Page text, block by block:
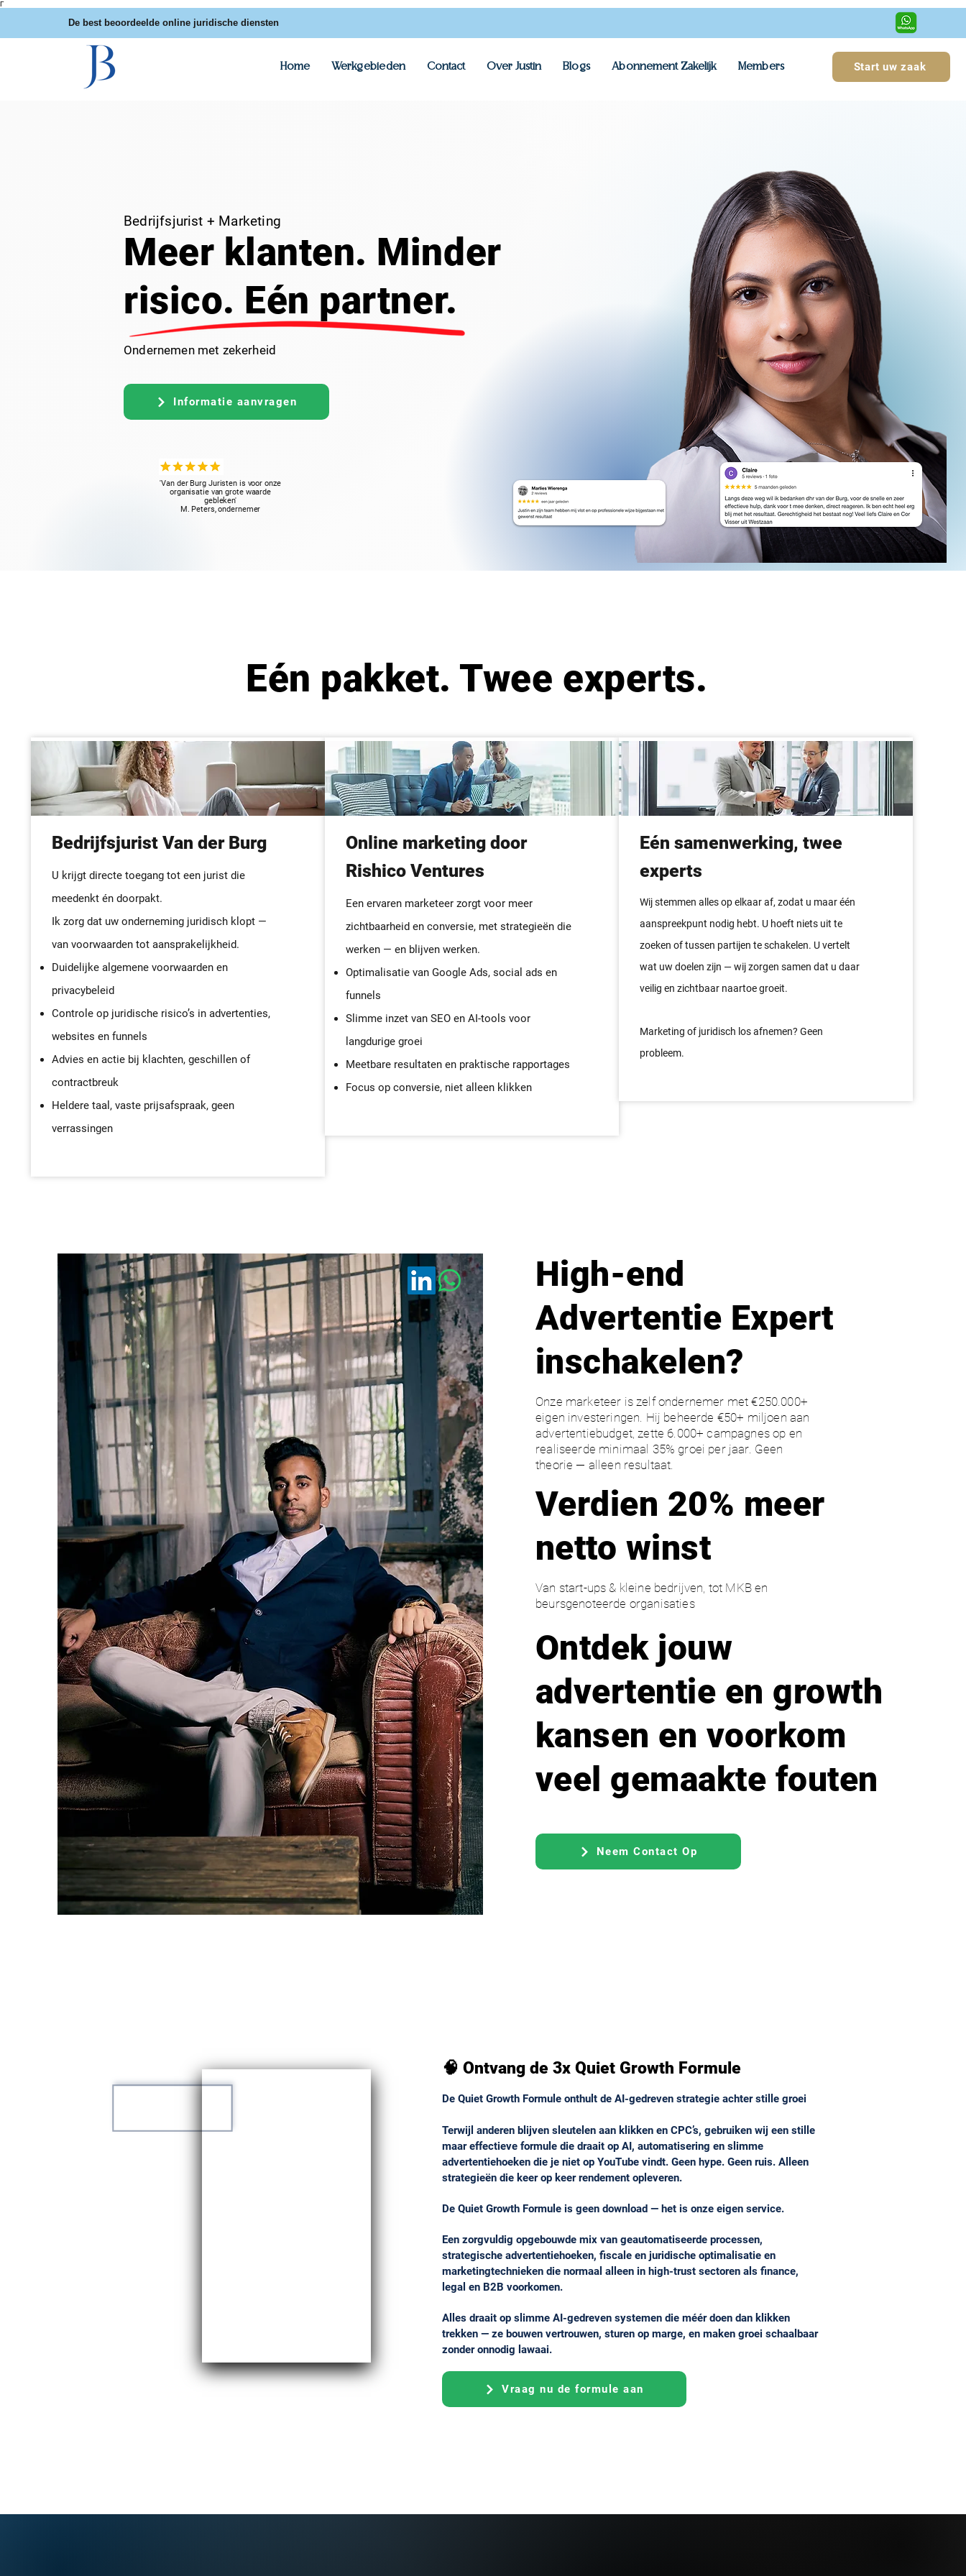
Γ
Start uw zaak
De best beoordeelde online juridische diensten
Home Werkgebieden Contact Over Justin Blogs Abonnement Zakelijk Members
Bedrijfsjurist + Marketing
Meer klanten. Minder
risico. Eén partner.
Informatie aanvragen
Ondernemen met zekerheid
'Van der Burg Juristen is voor onze
organisatie van grote waarde
gebleken'
M. Peters, ondernemer
Eén pakket. Twee experts.
Bedrijfsjurist Van der Burg
U krijgt directe toegang tot een jurist die
meedenkt én doorpakt.
Ik zorg dat uw onderneming juridisch klopt —
van voorwaarden tot aansprakelijkheid.
Duidelijke algemene voorwaarden en
privacybeleid
Controle op juridische risico’s in advertenties,
websites en funnels
Advies en actie bij klachten, geschillen of
contractbreuk
Heldere taal, vaste prijsafspraak, geen
verrassingen
Online marketing door
Rishico Ventures
Een ervaren marketeer zorgt voor meer
zichtbaarheid en conversie, met strategieën die
werken — en blijven werken.
Optimalisatie van Google Ads, social ads en
funnels
Slimme inzet van SEO en AI-tools voor
langdurige groei
Meetbare resultaten en praktische rapportages
Focus op conversie, niet alleen klikken
Eén samenwerking, twee
experts
Wij stemmen alles op elkaar af, zodat u maar één
aanspreekpunt nodig hebt. U hoeft niets uit te
zoeken of tussen partijen te schakelen. U vertelt
wat uw doelen zijn — wij zorgen samen dat u daar
veilig en zichtbaar naartoe groeit.
Marketing of juridisch los afnemen? Geen
probleem.
High-end
Advertentie Expert
inschakelen?
Onze marketeer is zelf ondernemer met €250.000+
eigen investeringen. Hij beheerde €50+ miljoen aan
advertentiebudget, zette 6.000+ campagnes op en
realiseerde minimaal 35% groei per jaar. Geen
theorie — alleen resultaat.
Verdien 20% meer
netto winst
Van start-ups & kleine bedrijven, tot MKB en
beursgenoteerde organisaties
Ontdek jouw
advertentie en growth
kansen en voorkom
veel gemaakte fouten
Neem Contact Op
🧠 Ontvang de 3x Quiet Growth Formule
De Quiet Growth Formule onthult de AI-gedreven strategie achter stille groei
Terwijl anderen blijven sleutelen aan klikken en CPC’s, gebruiken wij een stille
maar effectieve formule die draait op AI, automatisering en slimme
advertentiehoeken die je niet op YouTube vindt. Geen hype. Geen ruis. Alleen
strategieën die keer op keer rendement opleveren.
De Quiet Growth Formule is geen download — het is onze eigen service.
Een zorgvuldig opgebouwde mix van geautomatiseerde processen,
strategische advertentiehoeken, fiscale en juridische optimalisatie en
marketingtechnieken die normaal alleen in high-trust sectoren als finance,
legal en B2B voorkomen.
Alles draait op slimme AI-gedreven systemen die méér doen dan klikken
trekken — ze bouwen vertrouwen, sturen op marge, en maken groei schaalbaar
zonder onnodig lawaai.
Vraag nu de formule aan